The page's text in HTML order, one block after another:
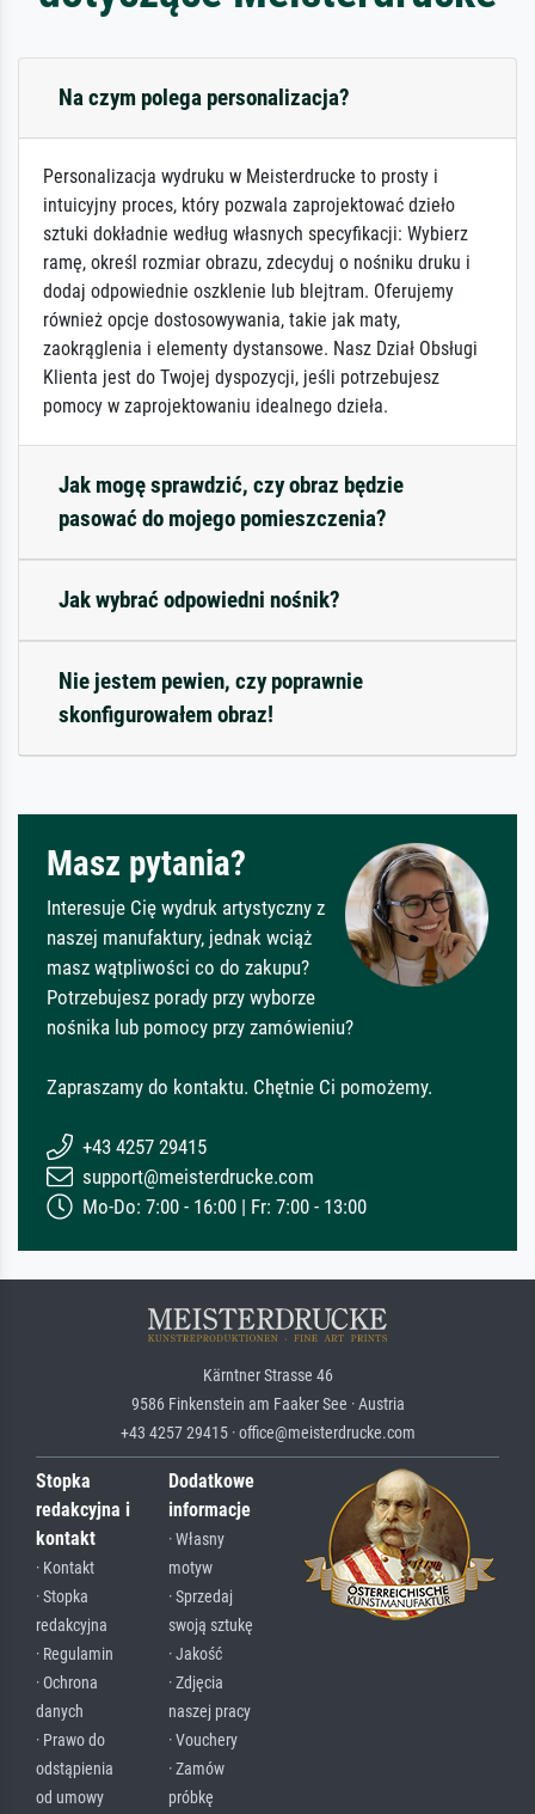
Na czym polega personalizacja?
Personalizacja wydruku w Meisterdrucke to prosty i
intuicyjny proces, który pozwala zaprojektować dzieło
sztuki dokładnie według własnych specyfikacji: Wybierz
ramę, określ rozmiar obrazu, zdecyduj o nośniku druku i
dodaj odpowiednie oszklenie lub blejtram. Oferujemy
również opcje dostosowywania, takie jak maty,
zaokrąglenia i elementy dystansowe. Nasz Dział Obsługi
Klienta jest do Twojej dyspozycji, jeśli potrzebujesz
pomocy w zaprojektowaniu idealnego dzieła.
Jak mogę sprawdzić, czy obraz będzie
pasować do mojego pomieszczenia?
Jak wybrać odpowiedni nośnik?
Nie jestem pewien, czy poprawnie
skonfigurowałem obraz!
Masz pytania?
Interesuje Cię wydruk artystyczny z
naszej manufaktury, jednak wciąż
masz wątpliwości co do zakupu?
Potrzebujesz porady przy wyborze
nośnika lub pomocy przy zamówieniu?
Zapraszamy do kontaktu. Chętnie Ci pomożemy.
+43 4257 29415
support@meisterdrucke.com
Mo-Do: 7:00 - 16:00 | Fr: 7:00 - 13:00
Kärntner Strasse 46
9586 Finkenstein am Faaker See · Austria
+43 4257 29415 · office@meisterdrucke.com
Stopka
redakcyjna i
kontakt
· Kontakt
· Stopka
redakcyjna
· Regulamin
· Ochrona
danych
· Prawo do
odstąpienia
od umowy
Dodatkowe
informacje
· Własny
motyw
· Sprzedaj
swoją sztukę
· Jakość
· Zdjęcia
naszej pracy
· Vouchery
· Zamów
próbkę